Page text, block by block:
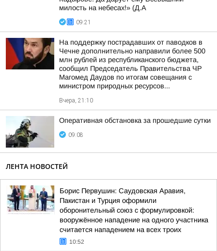
милость на небесах!» (Д.А
09:21
На поддержку пострадавших от паводков в
Чечне дополнительно направили более 500
млн рублей из республиканского бюджета,
сообщил Председатель Правительства ЧР
Магомед Даудов по итогам совещания с
министром природных ресурсов...
Вчера, 21:10
Оперативная обстановка за прошедшие сутки
09:08
ЛЕНТА НОВОСТЕЙ
Борис Первушин: Саудовская Аравия,
Пакистан и Турция оформили
оборонительный союз с формулировкой:
вооружённое нападение на одного участника
считается нападением на всех троих
10:52